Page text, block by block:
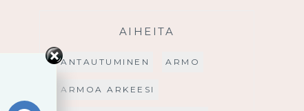
AIHEITA
ANTAUTUMINEN ARMO
ARMOA ARKEESI